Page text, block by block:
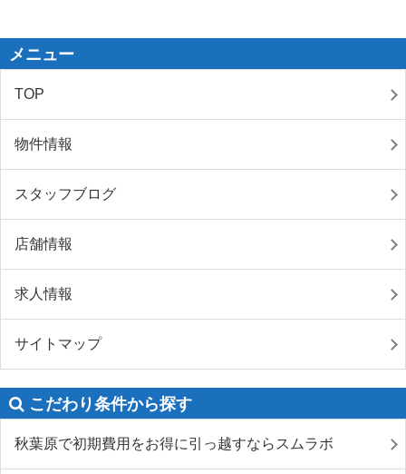
メニュー
TOP
物件情報
スタッフブログ
店舗情報
求人情報
サイトマップ
こだわり条件から探す
秋葉原で初期費用をお得に引っ越すならスムラボ